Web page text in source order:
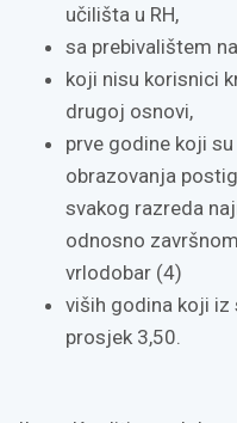
učilišta u RH,
sa prebivalištem
koji nisu korisnici
drugoj osnovi,
prve godine koji
obrazovanja
svakog razreda
odnosno
vrlodobar (4)
viših godina koji iz
prosjek 3,50.